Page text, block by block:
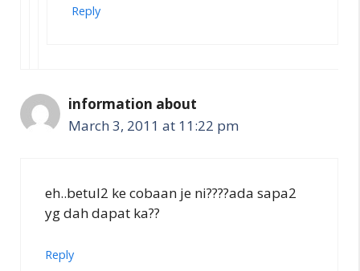
Reply
information about
March 3, 2011 at 11:22 pm
eh..betul2 ke cobaan je ni????ada sapa2
yg dah dapat ka??
Reply